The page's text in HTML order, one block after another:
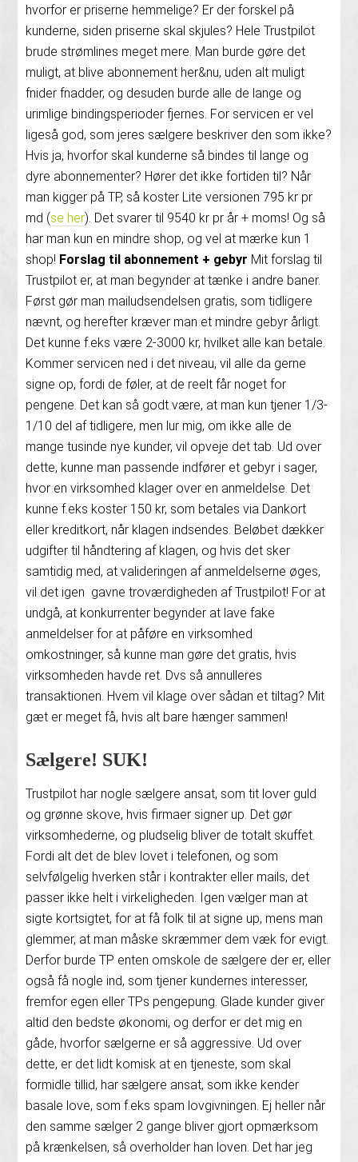
hvorfor er priserne hemmelige? Er der forskel på
kunderne, siden priserne skal skjules? Hele Trustpilot
brude strømlines meget mere. Man burde gøre det
muligt, at blive abonnement her&nu, uden alt muligt
fnider fnadder, og desuden burde alle de lange og
urimlige bindingsperioder fjernes. For servicen er vel
ligeså god, som jeres sælgere beskriver den som ikke?
Hvis ja, hvorfor skal kunderne så bindes til lange og
dyre abonnementer? Hører det ikke fortiden til? Når
man kigger på TP, så koster Lite versionen 795 kr pr
md (se her). Det svarer til 9540 kr pr år + moms! Og så
har man kun en mindre shop, og vel at mærke kun 1
shop! Forslag til abonnement + gebyr Mit forslag til
Trustpilot er, at man begynder at tænke i andre baner.
Først gør man mailudsendelsen gratis, som tidligere
nævnt, og herefter kræver man et mindre gebyr årligt.
Det kunne f.eks være 2-3000 kr, hvilket alle kan betale.
Kommer servicen ned i det niveau, vil alle da gerne
signe op, fordi de føler, at de reelt får noget for
pengene. Det kan så godt være, at man kun tjener 1/3-
1/10 del af tidligere, men lur mig, om ikke alle de
mange tusinde nye kunder, vil opveje det tab. Ud over
dette, kunne man passende indfører et gebyr i sager,
hvor en virksomhed klager over en anmeldelse. Det
kunne f.eks koster 150 kr, som betales via Dankort
eller kreditkort, når klagen indsendes. Beløbet dækker
udgifter til håndtering af klagen, og hvis det sker
samtidig med, at valideringen af anmeldelserne øges,
vil det igen gavne troværdigheden af Trustpilot! For at
undgå, at konkurrenter begynder at lave fake
anmeldelser for at påføre en virksomhed
omkostninger, så kunne man gøre det gratis, hvis
virksomheden havde ret. Dvs så annulleres
transaktionen. Hvem vil klage over sådan et tiltag? Mit
gæt er meget få, hvis alt bare hænger sammen!
Sælgere! SUK!
Trustpilot har nogle sælgere ansat, som tit lover guld
og grønne skove, hvis firmaer signer up. Det gør
virksomhederne, og pludselig bliver de totalt skuffet.
Fordi alt det de blev lovet i telefonen, og som
selvfølgelig hverken står i kontrakter eller mails, det
passer ikke helt i virkeligheden. Igen vælger man at
sigte kortsigtet, for at få folk til at signe up, mens man
glemmer, at man måske skræmmer dem væk for evigt.
Derfor burde TP enten omskole de sælgere der er, eller
også få nogle ind, som tjener kundernes interesser,
fremfor egen eller TPs pengepung. Glade kunder giver
altid den bedste økonomi, og derfor er det mig en
gåde, hvorfor sælgerne er så aggressive. Ud over
dette, er det lidt komisk at en tjeneste, som skal
formidle tillid, har sælgere ansat, som ikke kender
basale love, som f.eks spam lovgivningen. Ej heller når
den samme sælger 2 gange bliver gjort opmærksom
på krænkelsen, så overholder han loven. Det har jeg